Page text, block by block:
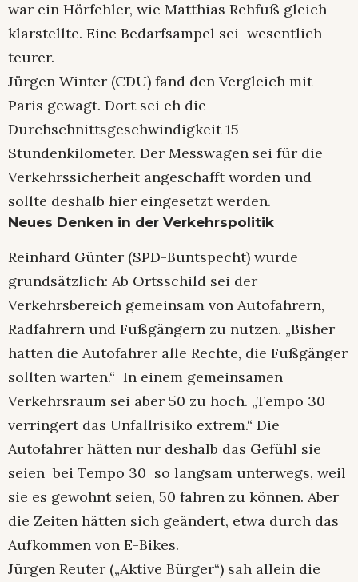
war ein Hörfehler, wie Matthias Rehfuß gleich
klarstellte. Eine Bedarfsampel sei wesentlich
teurer.
Jürgen Winter (CDU) fand den Vergleich mit
Paris gewagt. Dort sei eh die
Durchschnittsgeschwindigkeit 15
Stundenkilometer. Der Messwagen sei für die
Verkehrssicherheit angeschafft worden und
sollte deshalb hier eingesetzt werden.
Neues Denken in der Verkehrspolitik
Reinhard Günter (SPD-Buntspecht) wurde
grundsätzlich: Ab Ortsschild sei der
Verkehrsbereich gemeinsam von Autofahrern,
Radfahrern und Fußgängern zu nutzen. „Bisher
hatten die Autofahrer alle Rechte, die Fußgänger
sollten warten.“ In einem gemeinsamen
Verkehrsraum sei aber 50 zu hoch. „Tempo 30
verringert das Unfallrisiko extrem.“ Die
Autofahrer hätten nur deshalb das Gefühl sie
seien bei Tempo 30 so langsam unterwegs, weil
sie es gewohnt seien, 50 fahren zu können. Aber
die Zeiten hätten sich geändert, etwa durch das
Aufkommen von E-Bikes.
Jürgen Reuter („Aktive Bürger“) sah allein die